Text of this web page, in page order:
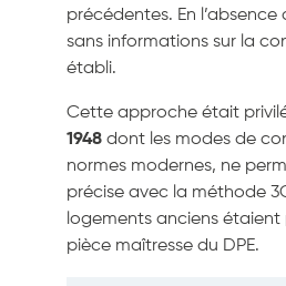
précédentes. En
sans informations sur la
établi.
Cette approche était
1948 dont les modes de
normes modernes, ne
précise avec la méthode
logements anciens étaient
pièce maîtresse du DPE.